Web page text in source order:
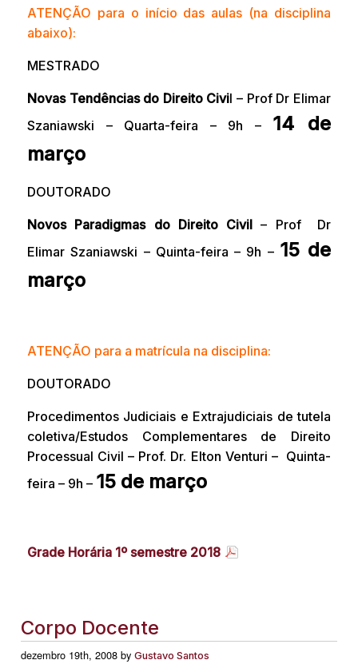
ATENÇÃO para o início das aulas (na disciplina
abaixo):
MESTRADO
Novas Tendências do Direito Civil – Prof Dr Elimar
Szaniawski – Quarta-feira – 9h – 14 de
março
DOUTORADO
Novos Paradigmas do Direito Civil – Prof Dr
Elimar Szaniawski – Quinta-feira – 9h – 15 de
março
ATENÇÃO para a matrícula na disciplina:
DOUTORADO
Procedimentos Judiciais e Extrajudiciais de tutela
coletiva/Estudos Complementares de Direito
Processual Civil – Prof. Dr. Elton Venturi – Quinta-
feira – 9h – 15 de março
Grade Horária 1º semestre 2018
Corpo Docente
dezembro 19th, 2008 by Gustavo Santos